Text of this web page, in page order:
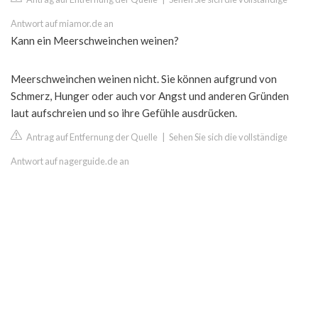
Antwort auf miamor.de an
Kann ein Meerschweinchen weinen?
Meerschweinchen weinen nicht. Sie können aufgrund von
Schmerz, Hunger oder auch vor Angst und anderen Gründen
laut aufschreien und so ihre Gefühle ausdrücken.
Antrag auf Entfernung der Quelle Sehen Sie sich die vollständige
Antwort auf nagerguide.de an